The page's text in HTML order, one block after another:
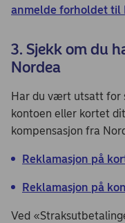
anmelde forholdet til
3. Sjekk om du
Nordea
Har du vært utsatt for
kontoen eller kortet
kompensasjon fra
Reklamasjon på
Reklamasjon på
Ved